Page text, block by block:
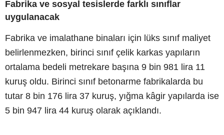
Fabrika ve sosyal tesislerde farklı sınıflar
uygulanacak
Fabrika ve imalathane binaları için lüks sınıf maliyet
belirlenmezken, birinci sınıf çelik karkas yapıların
ortalama bedeli metrekare başına 9 bin 981 lira 11
kuruş oldu. Birinci sınıf betonarme fabrikalarda bu
tutar 8 bin 176 lira 37 kuruş, yığma kâgir yapılarda ise
5 bin 947 lira 44 kuruş olarak açıklandı.